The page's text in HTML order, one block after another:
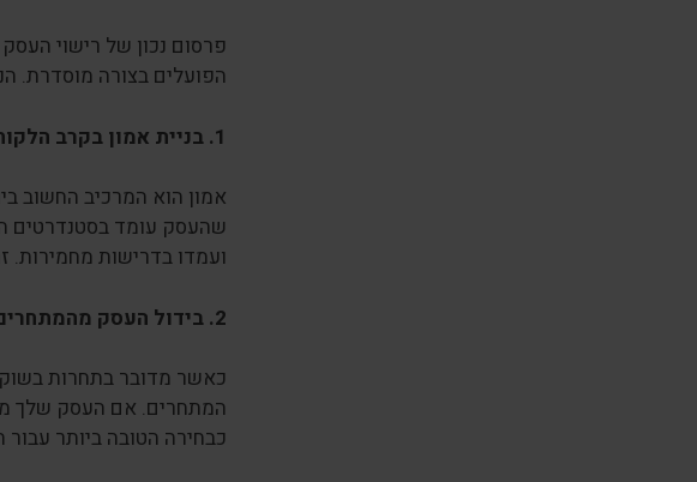
פרסום נכון של רישוי
הפועלים בצורה מוסדרת.
1. בניית אמון בקרב
אמון הוא המרכיב החשוב
שהעסק עומד בסטנדרטים
ועמדו בדרישות מחמירות.
2. בידול העסק
כאשר מדובר בתחרות
המתחרים. אם העסק שלך
כבחירה הטובה ביותר עבור